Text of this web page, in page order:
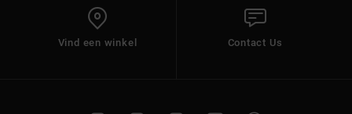
Vind een winkel Contact Us